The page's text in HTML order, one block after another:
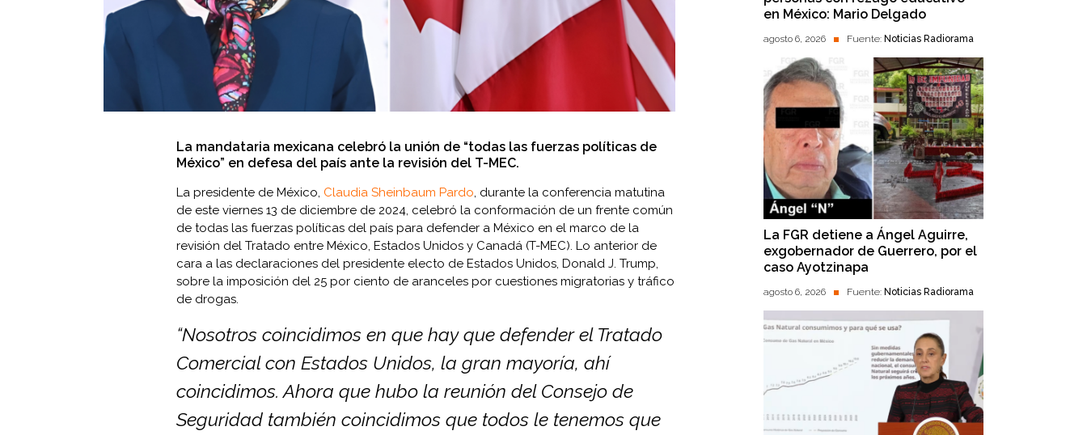
La mandataria mexicana celebró la unión de “todas las fuerzas políticas de
México” en defesa del país ante la revisión del T-MEC.
La presidente de México, Claudia Sheinbaum Pardo, durante la conferencia matutina
de este viernes 13 de diciembre de 2024, celebró la conformación de un frente común
de todas las fuerzas políticas del país para defender a México en el marco de la
revisión del Tratado entre México, Estados Unidos y Canadá (T-MEC). Lo anterior de
cara a las declaraciones del presidente electo de Estados Unidos, Donald J. Trump,
sobre la imposición del 25 por ciento de aranceles por cuestiones migratorias y tráfico
de drogas.
“Nosotros coincidimos en que hay que defender el Tratado
Comercial con Estados Unidos, la gran mayoría, ahí
coincidimos. Ahora que hubo la reunión del Consejo de
Seguridad también coincidimos que todos le tenemos que
en México: Mario Delgado
agosto 6, 2026 Fuente: Noticias Radiorama
La FGR detiene a Ángel Aguirre,
exgobernador de Guerrero, por el
caso Ayotzinapa
agosto 6, 2026 Fuente: Noticias Radiorama